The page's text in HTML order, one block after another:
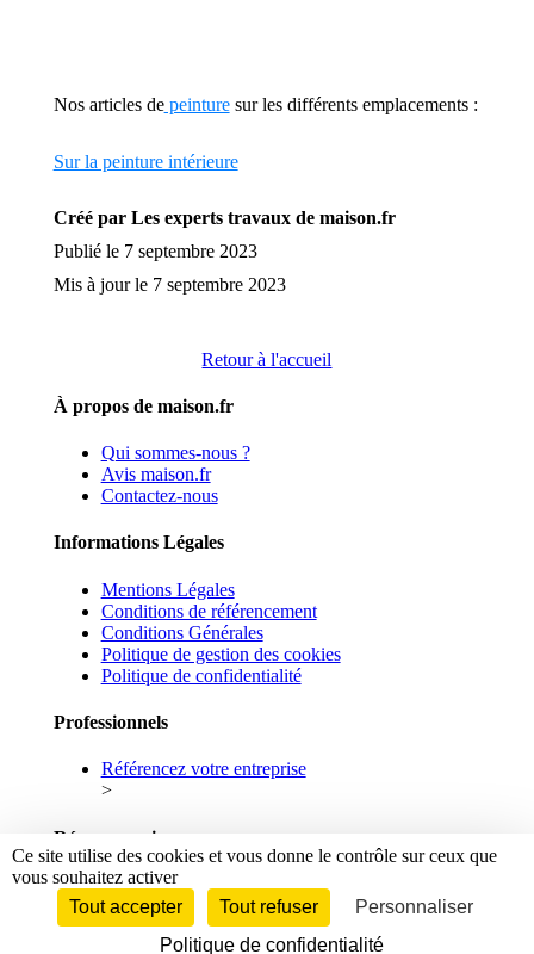
Nos articles depeinturesur les différents emplacements :
Sur la peinture intérieure
Créé par Les experts travaux de maison.fr
Publié le 7 septembre 2023
Mis à jour le 7 septembre 2023
Retour à l'accueil
À propos de maison.fr
Qui sommes-nous ?
Avis maison.fr
Contactez-nous
Informations Légales
Mentions Légales
Conditions de référencement
Conditions Générales
Politique de gestion des cookies
Politique de confidentialité
Professionnels
Référencez votre entreprise
>
Réseaux sociaux
Facebook
Linkedin
© 2026 maison.fr - Tous droits réservés.
Ce site utilise des cookies et vous donne le contrôle sur ceux que
vous souhaitez activer
Tout accepter
Tout refuser
Personnaliser
Politique de confidentialité